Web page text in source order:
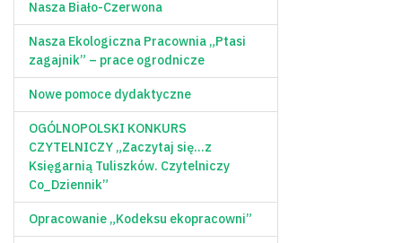
Nasza Biało-Czerwona
Nasza Ekologiczna Pracownia „Ptasi
zagajnik” – prace ogrodnicze
Nowe pomoce dydaktyczne
OGÓLNOPOLSKI KONKURS
CZYTELNICZY „Zaczytaj się…z
Księgarnią Tuliszków. Czytelniczy
Co_Dziennik”
Opracowanie „Kodeksu ekopracowni”